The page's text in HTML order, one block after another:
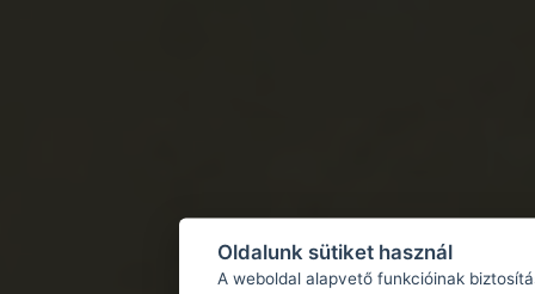
Oldalunk sütiket használ
A weboldal alapvető funkcióinak